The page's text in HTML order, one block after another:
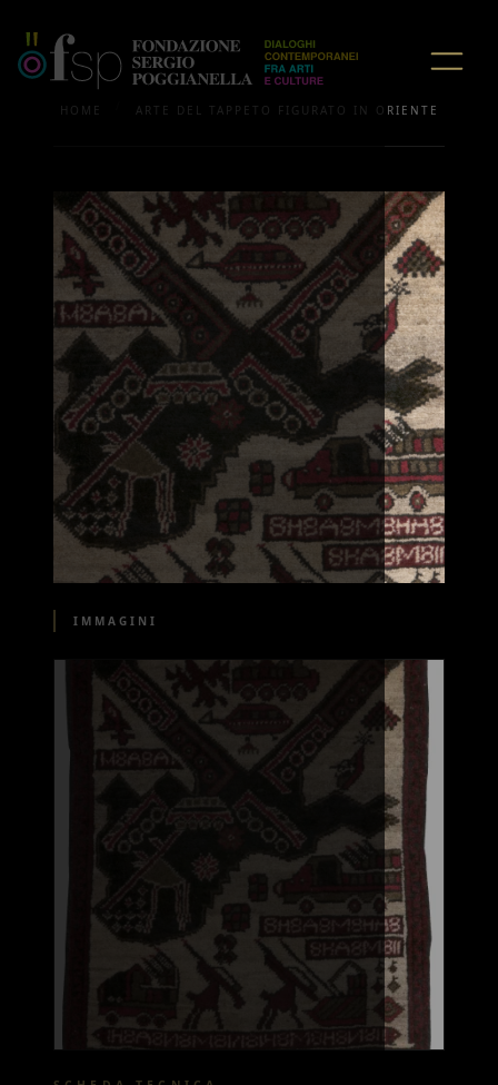
HOME ARTE DEL TAPPETO FIGURATO IN ORIENTE
IMMAGINI